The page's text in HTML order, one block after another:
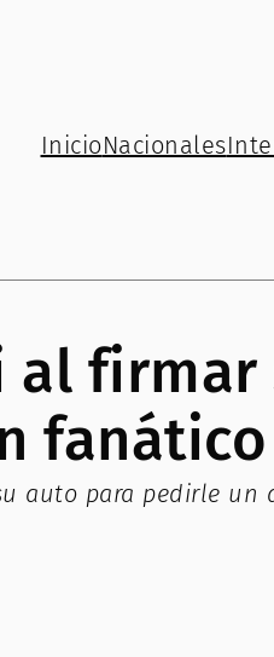
InicioNacionales
al firmar
fanático
auto para pedirle un